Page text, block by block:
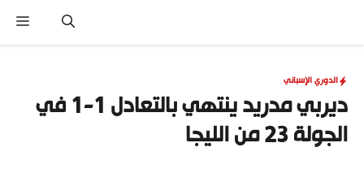
المحتوى
الدوري الإسباني
ديربي مدريد ينتهي بالتعادل 1-1 في
الجولة 23 من الليجا